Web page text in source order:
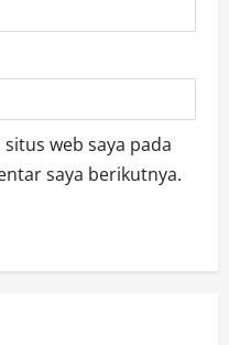
web saya pada
saya berikutnya.